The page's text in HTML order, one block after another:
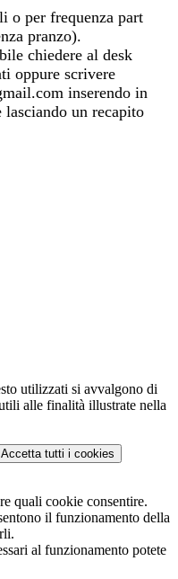
o per frequenza part
pranzo).
chiedere al desk
oppure scrivere
inserendo in
un recapito
utilizzati si avvalgono di
alle finalità illustrate nella
Accetta tutti i cookies
quali cookie consentire.
il funzionamento della
al funzionamento potete